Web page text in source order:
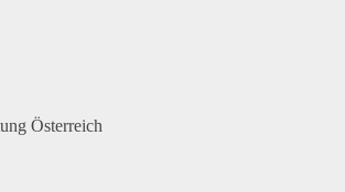
Österreich